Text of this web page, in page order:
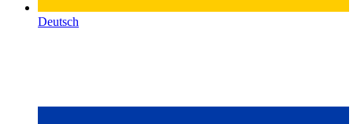
Deutsch